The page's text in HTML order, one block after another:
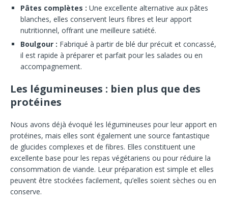
Pâtes complètes : Une excellente alternative aux pâtes
blanches, elles conservent leurs fibres et leur apport
nutritionnel, offrant une meilleure satiété.
Boulgour : Fabriqué à partir de blé dur précuit et concassé,
il est rapide à préparer et parfait pour les salades ou en
accompagnement.
Les légumineuses : bien plus que des
protéines
Nous avons déjà évoqué les légumineuses pour leur apport en
protéines, mais elles sont également une source fantastique
de glucides complexes et de fibres. Elles constituent une
excellente base pour les repas végétariens ou pour réduire la
consommation de viande. Leur préparation est simple et elles
peuvent être stockées facilement, qu’elles soient sèches ou en
conserve.